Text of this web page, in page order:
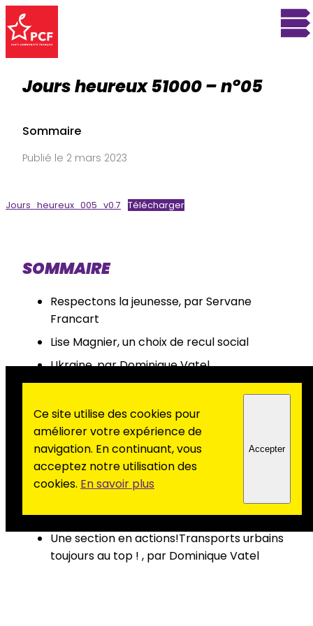
Jours heureux 51000 – n°05
Sommaire
Publié le 2 mars 2023
Jours_heureux_005_v0.7 Télécharger
SOMMAIRE
Respectons la jeunesse, par Servane
Francart
Lise Magnier, un choix de recul social
Ukraine, par Dominique Vatel
La TVA doit-elle baisser ? par Didier
Lassauzay
Bien vieillir, par Jean-Pierre Dupuis
Une nuit aux urgences… par Annie Dupuis
Privés d’entrées !, par Dominique Vatel
Le capital frappe à Châlons, par Gérard
Laurent
Une section en actions!Transports urbains
toujours au top ! , par Dominique Vatel
Ce site utilise des cookies pour
améliorer votre expérience de
navigation. En continuant, vous
acceptez notre utilisation des
cookies. En savoir plus
Accepter